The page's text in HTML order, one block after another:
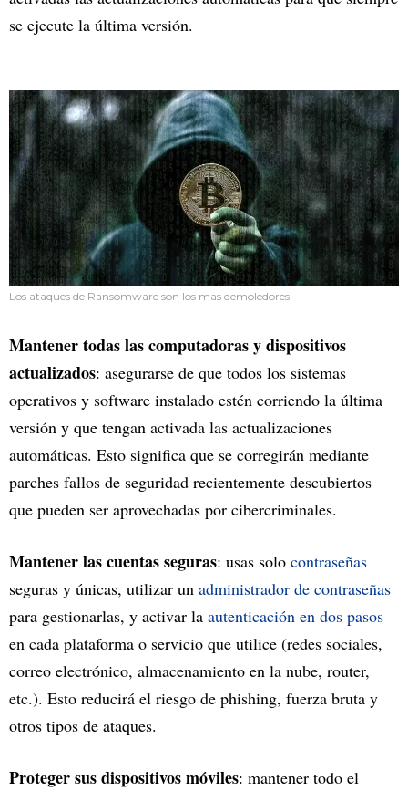
se ejecute la última versión.
Los ataques de Ransomware son los mas demoledores
Mantener todas las computadoras y dispositivos
actualizados: asegurarse de que todos los sistemas
operativos y software instalado estén corriendo la última
versión y que tengan activada las actualizaciones
automáticas. Esto significa que se corregirán mediante
parches fallos de seguridad recientemente descubiertos
que pueden ser aprovechadas por cibercriminales.
Mantener las cuentas seguras: usas solo contraseñas
seguras y únicas, utilizar un administrador de contraseñas
para gestionarlas, y activar la autenticación en dos pasos
en cada plataforma o servicio que utilice (redes sociales,
correo electrónico, almacenamiento en la nube, router,
etc.). Esto reducirá el riesgo de phishing, fuerza bruta y
otros tipos de ataques.
Proteger sus dispositivos móviles: mantener todo el